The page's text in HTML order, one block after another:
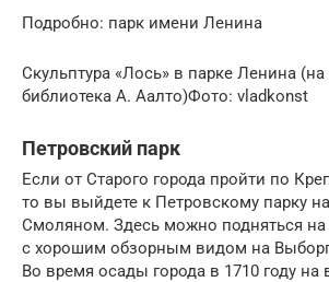
Подробно: парк имени Ленина
Скульптура «Лось» в парке Ленина
библиотека А. Аалто)Фото: vladkonst
Петровский парк
Если от Старого города пройти по
то вы выйдете к Петровскому парку
Смоляном. Здесь можно подняться на
с хорошим обзорным видом на
Во время осады города в 1710 году на